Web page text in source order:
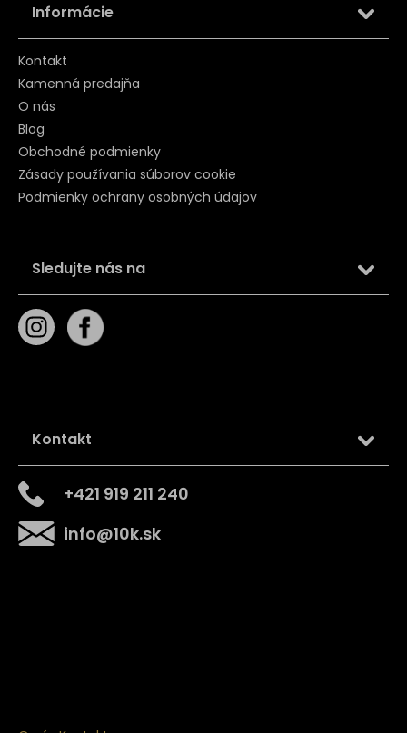
Informácie
Kontakt
Kamenná predajňa
O nás
Blog
Obchodné podmienky
Zásady používania súborov cookie
Podmienky ochrany osobných údajov
Sledujte nás na
Kontakt
info@10k.sk
+421 919 211 240